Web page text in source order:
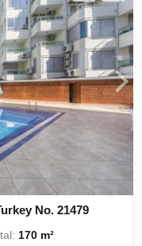
No. 21479
170 m²